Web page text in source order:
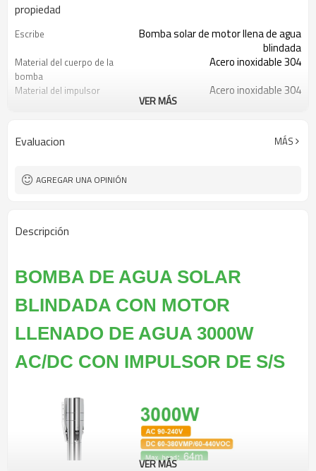
propiedad
Escribe
Bomba solar de motor llena de agua
blindada
Material del cuerpo de la
bomba
Acero inoxidable 304
Material del impulsor Acero inoxidable 304
Avicultura, riego, riego por goteo
2 años
VER MÁS
Evaluacion MÁS
AGREGAR UNA OPINIÓN
Descripción
BOMBA DE AGUA SOLAR
BLINDADA CON MOTOR
LLENADO DE AGUA 3000W
AC/DC CON IMPULSOR DE S/S
VER MÁS